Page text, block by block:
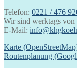
Telefon: 0221 / 476
Wir sind werktags von
E-Mail:
Karte
Routenplanung